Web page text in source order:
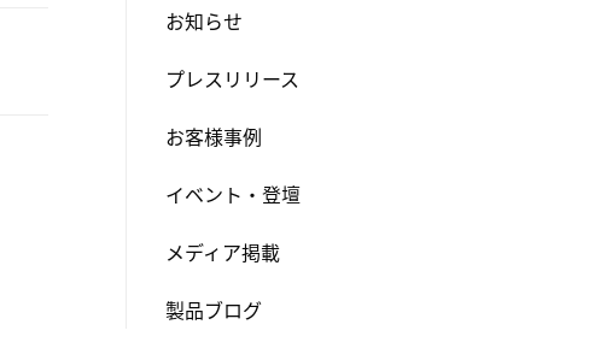
お知らせ
プレスリリース
お客様事例
イベント・登壇
メディア掲載
製品ブログ